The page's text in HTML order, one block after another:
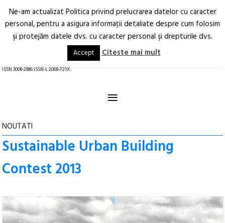
Arhitectură.
Oraș.
RO EN
ISSN 3008-2986 ISSN-L 2069-721X
≡
NOUTATI
Sustainable Urban Building
Contest 2013
Ne-am actualizat Politica privind prelucrarea datelor cu caracter
personal, pentru a asigura informaţii detaliate despre cum folosim
şi protejăm datele dvs. cu caracter personal şi drepturile dvs.
Accept Citeste mai mult